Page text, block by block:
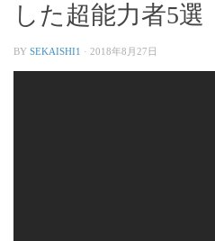
した超能力者5選
BY SEKAISHI1 · 2018年8月27日